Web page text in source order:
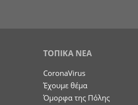
ΤΟΠΙΚΑ ΝΕΑ
CoronaVirus
Έχουμε θέμα
Όμορφα της Πόλης